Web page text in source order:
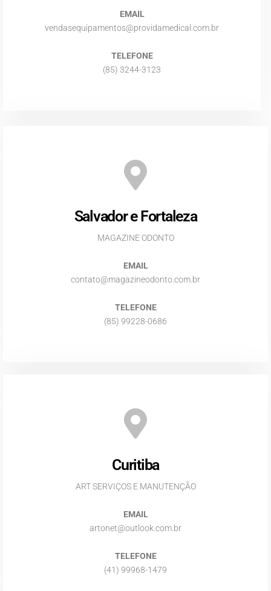
EMAIL
vendasequipamentos@providamedical.com.br
TELEFONE
(85) 3244-3123
Salvador e Fortaleza
MAGAZINE ODONTO
EMAIL
contato@magazineodonto.com.br
TELEFONE
(85) 99228-0686
Curitiba
ART SERVIÇOS E MANUTENÇÃO
EMAIL
artonet@outlook.com.br
TELEFONE
(41) 99968-1479